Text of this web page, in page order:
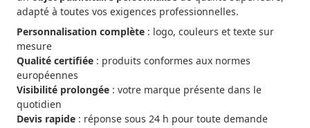
adapté à toutes vos exigences professionnelles.
Personnalisation complète : logo, couleurs et texte sur
mesure
Qualité certifiée : produits conformes aux normes
européennes
Visibilité prolongée : votre marque présente dans le
quotidien
Devis rapide : réponse sous 24 h pour toute demande